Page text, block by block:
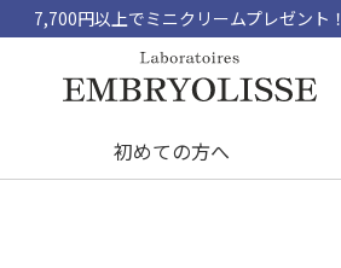
7,700円以上でミニクリームプレゼント！
初めての方へ